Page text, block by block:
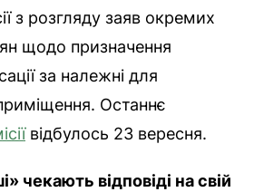
з розгляду заяв окремих
щодо призначення
за належні для
Останнє
відбулось 23 вересня.
чекають відповіді на свій